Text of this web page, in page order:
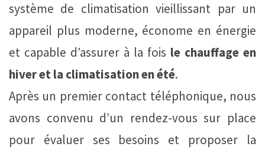
système de climatisation vieillissant par un
appareil plus moderne, économe en énergie
et capable d’assurer à la fois le chauffage en
hiver et la climatisation en été.
Après un premier contact téléphonique, nous
avons convenu d’un rendez-vous sur place
pour évaluer ses besoins et proposer la